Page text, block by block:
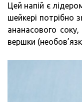
Цей напій є
шейкері потрібно
ананасового
вершки